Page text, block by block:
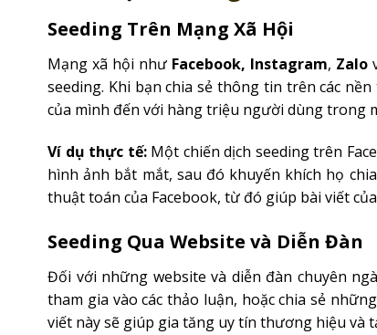
Seeding Trên Mạng Xã Hội
Mạng xã hội như Facebook, Instagram, Zalo
seeding. Khi bạn chia sẻ thông tin trên các
của mình đến với hàng triệu người dùng trong
Ví dụ thực tế:Một chiến dịch seeding trên
hình ảnh bắt mắt, sau đó khuyến khích họ
thuật toán của Facebook, từ đó giúp bài viết
Seeding Qua Website và Diễn Đàn
Đối với những website và diễn đàn chuyên
tham gia vào các thảo luận, hoặc chia sẻ
viết này sẽ giúp gia tăng uy tín thương hiệu và